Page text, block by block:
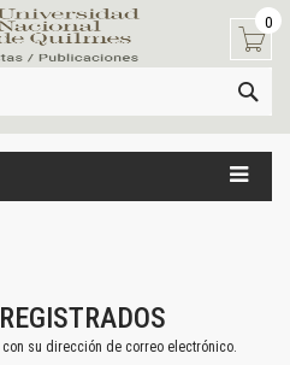
0
su dirección de correo electrónico.